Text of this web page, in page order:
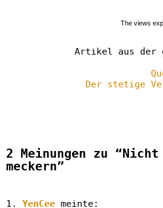
The views
Artikel aus der
Der stetige
2 Meinungen zu
meckern”
YenCee meinte: